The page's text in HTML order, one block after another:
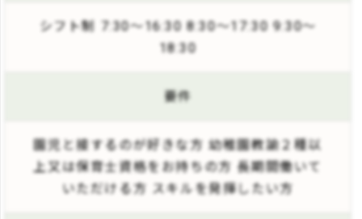
シフト制 7:30～16:30 8:30～17:30 9:30～
18:30
要件
園児と接するのが好きな方 幼稚園教諭２種以
上又は保育士資格をお持ちの方 長期間働いて
いただける方 スキルを発揮したい方